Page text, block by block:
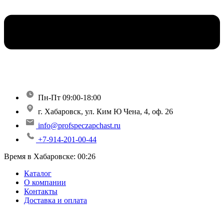
Пн-Пт 09:00-18:00
г. Хабаровск, ул. Ким Ю Чена, 4, оф. 26
info@profspeczapchast.ru
+7-914-201-00-44
Время в Хабаровске: 00:26
Каталог
О компании
Контакты
Доставка и оплата